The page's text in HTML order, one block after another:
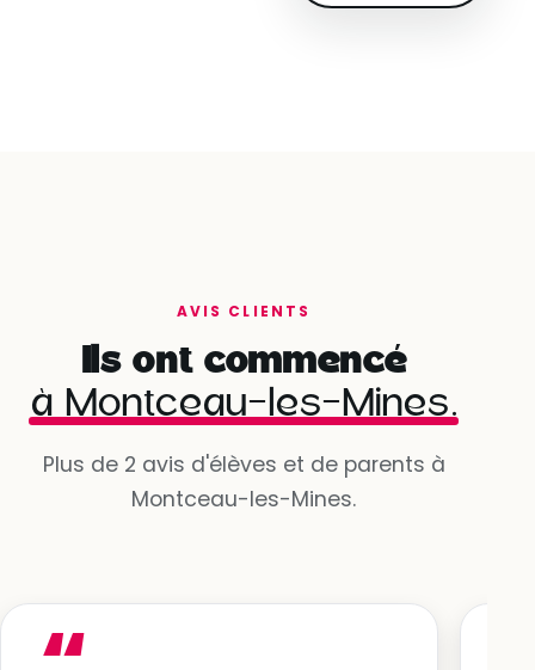
AVIS CLIENTS
Ils ont commencé
à Montceau-les-Mines.
Plus de 2 avis d'élèves et de parents à
Montceau-les-Mines.